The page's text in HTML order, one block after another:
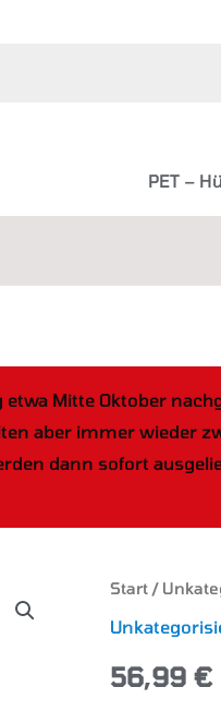
PET –
etwa Mitte Oktober
aber immer wieder
dann sofort
Start /
56,99 €